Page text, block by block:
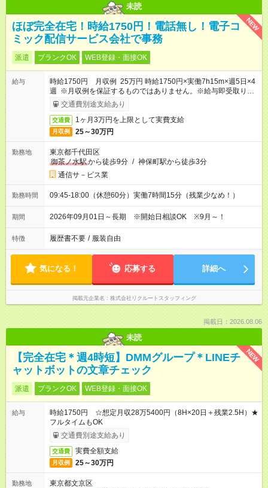
未読
NEW
ほぼ完全在宅！時給1750円！電話無し！電子コ
ミック配信サービス会社で事務
派遣 ブランクOK WEB登録・面接OK
給与
時給1750円 月収例 25万円 時給1750円×実働7h15m×週5日×4
週 ※月収例を保証するものではありません。※給与即受取りサ
ービス利用可（利用条件有）
交通費別途支給あり
交通費 1ヶ月3万円を上限として実費支給
月収例 25～30万円
勤務地
東京都千代田区
御茶ノ水駅から徒歩9分 / 神保町駅から徒歩3分
通信サ－ビス業
勤務時間 09:45-18:00（休憩60分）実働7時間15分（残業少なめ！）
期間 2026年09月01日～長期 ※開始日相談OK ※9月～！
特徴 履歴書不要 / 服装自由
気になる！ 応募する 詳細へ
掲載元企業名 株式会社リクルートスタッフィング
掲載日：2026.08.06
未読
NEW
【完全在宅＊週4時短】DMMグループ＊LINEチ
ャットボットの文章チェック
派遣 ブランクOK WEB登録・面接OK
給与
時給1750円 ☆想定月収28万5400円（8H×20日＋残業2.5H）★
フルタイムもOK
交通費別途支給あり
交通費 実費全額支給
月収例 25～30万円
勤務地
東京都文京区